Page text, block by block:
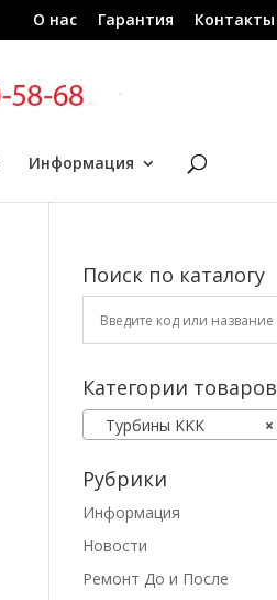
О нас Гарантия Контакты
Информация
Поиск по каталогу
Категории товаров
×
Турбины KKK
Рубрики
Информация
Новости
Ремонт До и После